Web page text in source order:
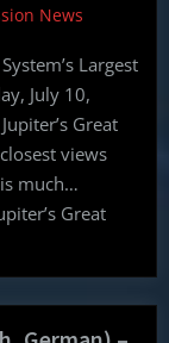
News
German)
–
13.07.17
News
Largest
July 10,
Great
views
much…
Great